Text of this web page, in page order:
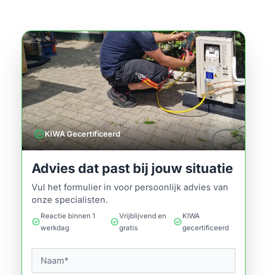
verifiedKIWA Gecertificeerd
Advies dat past bij jouw situatie
Vul het formulier in voor persoonlijk advies van
onze specialisten.
check_circle
Reactie binnen 1
werkdag
check_circle
Vrijblijvend en
gratis
check_circle
KIWA
gecertificeerd